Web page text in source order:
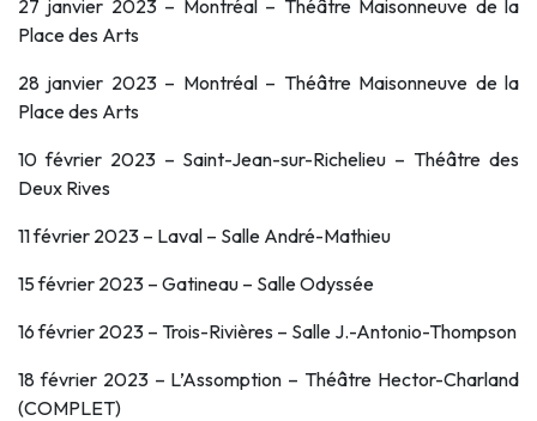
27 janvier 2023 – Montréal – Théâtre Maisonneuve de la
Place des Arts
28 janvier 2023 – Montréal – Théâtre Maisonneuve de la
Place des Arts
10 février 2023 – Saint-Jean-sur-Richelieu – Théâtre des
Deux Rives
11 février 2023 – Laval – Salle André-Mathieu
15 février 2023 – Gatineau – Salle Odyssée
16 février 2023 – Trois-Rivières – Salle J.-Antonio-Thompson
18 février 2023 – L’Assomption – Théâtre Hector-Charland
(COMPLET)